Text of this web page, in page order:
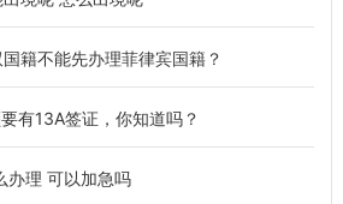
籍不能先办理菲律宾国籍？
有13A签证，你知道吗？
办理 可以加急吗